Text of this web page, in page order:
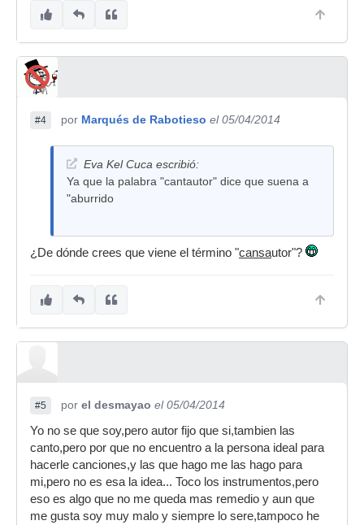
#4 por Marqués de Rabotieso el 05/04/2014
Eva Kel Cuca escribió:
Ya que la palabra "cantautor" dice que suena a
"aburrido
¿De dónde crees que viene el término "cansautor"?
#5 por el desmayao el 05/04/2014
Yo no se que soy,pero autor fijo que si,tambien las
canto,pero por que no encuentro a la persona ideal para
hacerle canciones,y las que hago me las hago para
mi,pero no es esa la idea... Toco los instrumentos,pero
eso es algo que no me queda mas remedio y aun que
me gusta soy muy malo y siempre lo sere,tampoco he